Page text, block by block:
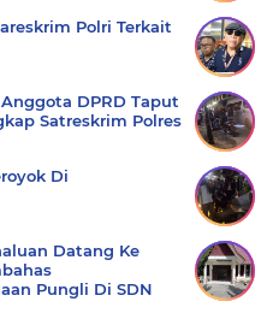
Polri Terkait
DPRD Taput
Satreskrim Polres
Di
Datang Ke
Pungli Di SDN